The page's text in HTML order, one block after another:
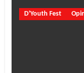
D'Youth Fest